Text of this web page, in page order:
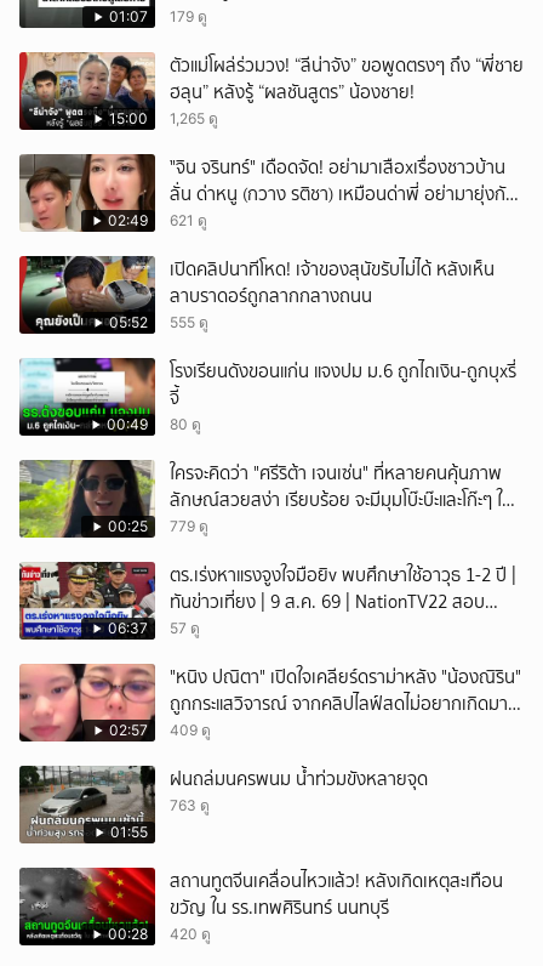
01:07 179 ดู
15:00
ตัวแม่โผล่ร่วมวง! “ลีน่าจัง” ขอพูดตรงๆ ถึง “พี่ชาย
ฮลุน” หลังรู้ “ผลชันสูตร” น้องชาย!
1,265 ดู
02:49
ั่"จิน จรินทร์" เดือดจัด! อย่ามาเสือxเรื่องชาวบ้าน
ลั่น ด่าหนู (กวาง รติชา) เหมือนด่าพี่ อย่ามายุ่งกับ
คนของผม จบ!!!
621 ดู
05:52
เปิดคลิปนาทีโหด! เจ้าของสุนัขรับไม่ได้ หลังเห็น
ลาบราดอร์ถูกลากกลางถนน
555 ดู
00:49
โรงเรียนดังขอนแก่น แจงปม ม.6 ถูกไถเงิน-ถูกบุxรี่
จี้
80 ดู
00:25
ใครจะคิดว่า "ศรีริต้า เจนเซ่น" ที่หลายคนคุ้นภาพ
ลักษณ์สวยสง่า เรียบร้อย จะมีมุมโบ๊ะบ๊ะและโก๊ะๆ ให้
ได้อมยิ้มเหมือนกัน งานนี้ทำเอาแฟนๆ ทั้งเอ็นดูทั้ง
779 ดู
06:37
ตร.เร่งหาแรงจูงใจมือยิv พบศึกษาใช้อาวุธ 1-2 ปี |
ทันข่าวเที่ยง | 9 ส.ค. 69 | NationTV22 สอบ
พยานแล้ว 17 ปาก เร่งตรวจมือถือและหลักฐานที่
เพื่อน และสื่อโซเ
57 ดู
02:57
"หนิง ปณิตา" เปิดใจเคลียร์ดราม่าหลัง "น้องณิริน"
ถูกกระแสวิจารณ์ จากคลิปไลฟ์สดไม่อยากเกิดมา
หน้าเหมือนพ่อ
409 ดู
01:55
ฝนถล่มนครพนม น้ำท่วมขังหลายจุด
763 ดู
00:28
สถานทูตจีนเคลื่อนไหวแล้ว! หลังเกิดเหตุสะเทือน
ขวัญ ใน รร.เทพศิรินทร์ นนทบุรี
420 ดู